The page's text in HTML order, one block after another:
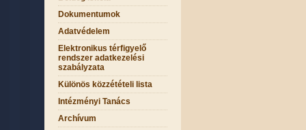
Dokumentumok
Adatvédelem
Elektronikus térfigyelő
rendszer adatkezelési
szabályzata
Különös közzétételi lista
Intézményi Tanács
Archívum